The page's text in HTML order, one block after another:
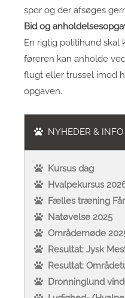
spor og der afsøges
Bid og
En rigtig politihund skal
føreren kan anholde
flugt eller trussel imod
opgaven.
NYHEDER & INFO
Kursus dag
Hvalpekursus
Fælles træning
Natøvelse 2025
Områdemøde
Resultat: Jysk
Resultat:
Dronninglund